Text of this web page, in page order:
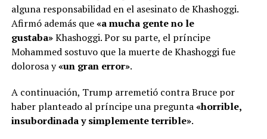
alguna responsabilidad en el asesinato de Khashoggi.
Afirmó además que«a mucha gente no le
gustaba»Khashoggi. Por su parte, el príncipe
Mohammed sostuvo que la muerte de Khashoggi fue
dolorosa y«un gran error».
A continuación, Trump arremetió contra Bruce por
haber planteado al príncipe una pregunta«horrible,
insubordinada y simplemente terrible».